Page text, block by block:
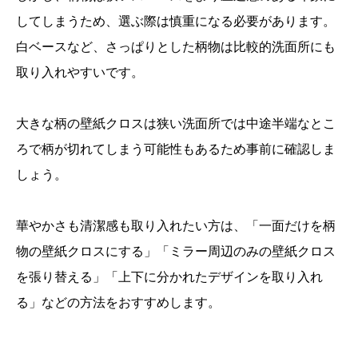
してしまうため、選ぶ際は慎重になる必要があります。
白ベースなど、さっぱりとした柄物は比較的洗面所にも
取り入れやすいです。
大きな柄の壁紙クロスは狭い洗面所では中途半端なとこ
ろで柄が切れてしまう可能性もあるため事前に確認しま
しょう。
華やかさも清潔感も取り入れたい方は、「一面だけを柄
物の壁紙クロスにする」「ミラー周辺のみの壁紙クロス
を張り替える」「上下に分かれたデザインを取り入れ
る」などの方法をおすすめします。